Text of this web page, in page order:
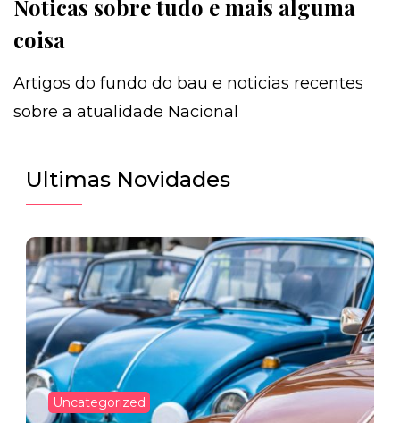
Noticas sobre tudo e mais alguma
coisa
Artigos do fundo do bau e noticias recentes
sobre a atualidade Nacional
Ultimas Novidades
Uncategorized